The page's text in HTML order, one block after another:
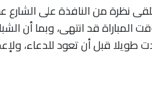
نظرة من النافذة على
المباراة قد انتهى، وبما أن
طويلا قبل أن تعود للدعاء،